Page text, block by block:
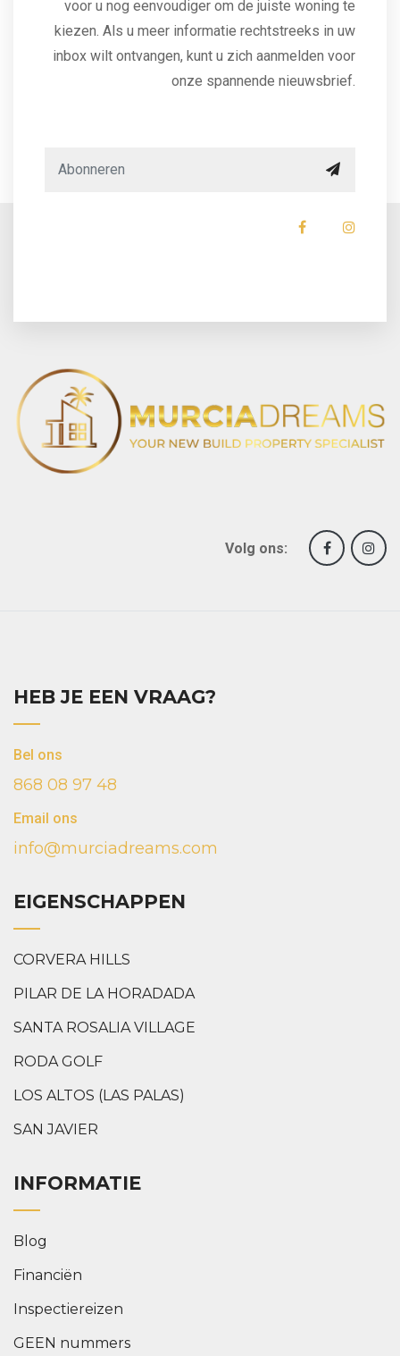
voor u nog eenvoudiger om de juiste woning te
kiezen. Als u meer informatie rechtstreeks in uw
inbox wilt ontvangen, kunt u zich aanmelden voor
onze spannende nieuwsbrief.
Volg ons:
HEB JE EEN VRAAG?
Bel ons
868 08 97 48
Email ons
info@murciadreams.com
EIGENSCHAPPEN
CORVERA HILLS
PILAR DE LA HORADADA
SANTA ROSALIA VILLAGE
RODA GOLF
LOS ALTOS (LAS PALAS)
SAN JAVIER
INFORMATIE
Blog
Financiën
Inspectiereizen
GEEN nummers